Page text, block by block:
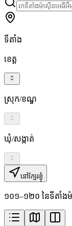
ទីតាំង
ខេត្ត
ស្រុក/ខណ្ឌ
ឃុំ/សង្កាត់
នៅក្បែរខ្ញុំ
១០១–១២០ នៃទីតាំង